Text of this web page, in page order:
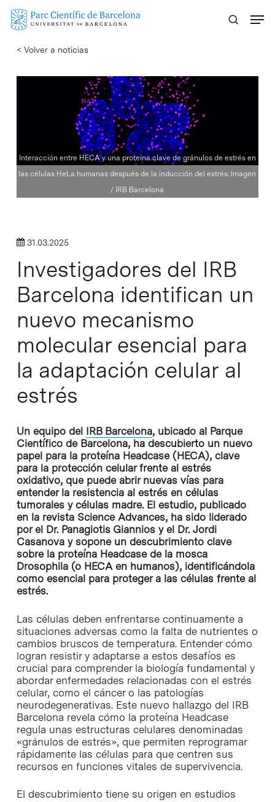
Skip
content
< Volver a noticias
Interacción entre HECA y una proteína clave de gránulos de estrés en
las células HeLa humanas después de la inducción del estrés. Imagen
/ IRB Barcelona
31.03.2025
Investigadores del IRB
Barcelona identifican un
nuevo mecanismo
molecular esencial para
la adaptación celular al
estrés
Un equipo del IRB Barcelona, ubicado al Parque
Científico de Barcelona, ha descubierto un nuevo
papel para la proteína Headcase (HECA), clave
para la protección celular frente al estrés
oxidativo, que puede abrir nuevas vías para
entender la resistencia al estrés en células
tumorales y células madre. El estudio, publicado
en la revista Science Advances, ha sido liderado
por el Dr. Panagiotis Giannios y el Dr. Jordi
Casanova y sopone un descubrimiento clave
sobre la proteína Headcase de la mosca
Drosophila (o HECA en humanos), identificándola
como esencial para proteger a las células frente al
estrés.
Las células deben enfrentarse continuamente a
situaciones adversas como la falta de nutrientes o
cambios bruscos de temperatura. Entender cómo
logran resistir y adaptarse a estos desafíos es
crucial para comprender la biología fundamental y
abordar enfermedades relacionadas con el estrés
celular, como el cáncer o las patologías
neurodegenerativas. Este nuevo hallazgo del IRB
Barcelona revela cómo la proteína Headcase
regula unas estructuras celulares denominadas
«gránulos de estrés», que permiten reprogramar
rápidamente las células para que centren sus
recursos en funciones vitales de supervivencia.
El descubrimiento tiene su origen en estudios